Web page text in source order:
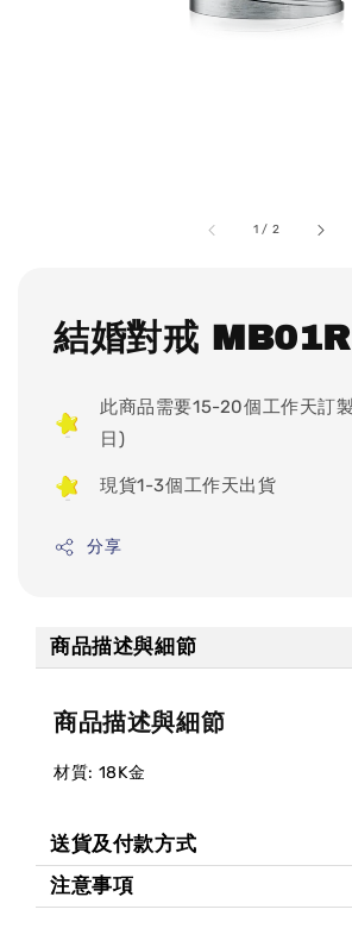
1 / 2
結婚對戒 MB01R
此商品需要15-20個工作天訂
日)
現貨1-3個工作天出貨
分享
商品描述與細節
商品描述與細節
材質: 18K金
送貨及付款方式
注意事項